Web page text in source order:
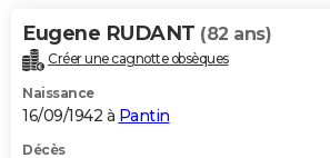
Eugene RUDANT (82 ans)
Créer une cagnotte obsèques
Naissance
16/09/1942 à Pantin
Décès